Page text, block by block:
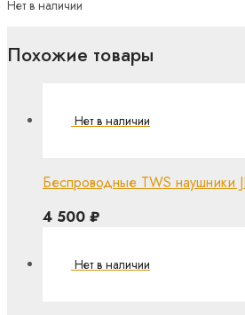
Нет в наличии
Похожие товары
Беспроводные TWS наушники
4 500 ₽